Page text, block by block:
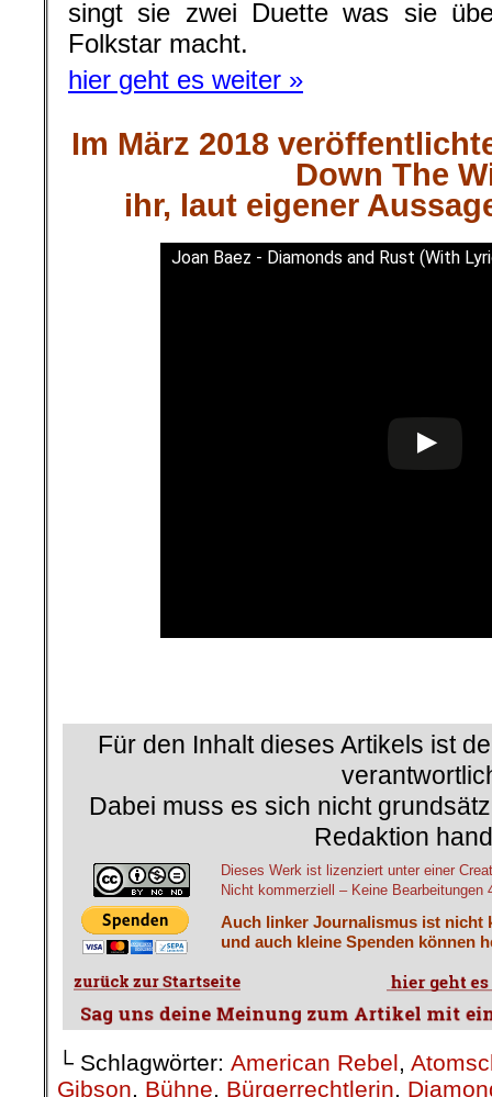
singt sie zwei Duette was sie
Folkstar macht.
hier geht es weiter »
Im März 2018
Down The
ihr, laut eigener
Joan Baez - Diamonds and Rust (With
Für den Inhalt dieses Artikels ist
Dabei muss es sich nicht
Redaktion
Dieses Werk ist lizenziert unter einer
Nicht kommerziell – Keine Bearbeitungen
Auch linker Journalismus ist nicht
und auch kleine Spenden können
└ Schlagwörter: American Rebel,
Gibson, Bühne, Bürgerrechtlerin,